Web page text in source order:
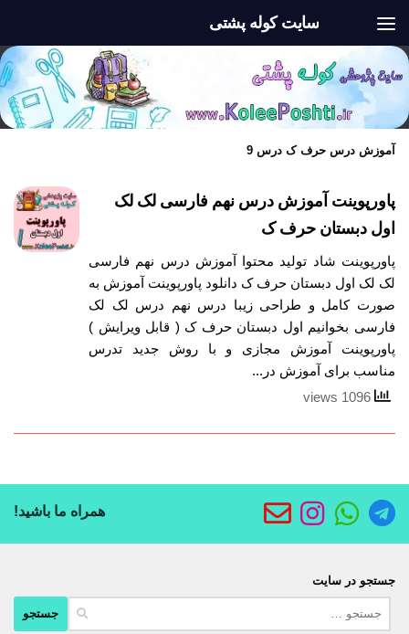
سایت کوله پشتی
آموزش درس حرف ک درس 9
پاورپوینت آموزش درس نهم فارسی لک لک
اول دبستان حرف ک
پاورپوینت شاد تولید محتوا آموزش درس نهم فارسی
لک لک اول دبستان حرف ک دانلود پاورپوینت آموزش به
صورت کامل و طراحی زیبا درس نهم درس لک لک
فارسی بخوانیم اول دبستان حرف ک ( قابل ویرایش )
پاورپوینت آموزش مجازی و با روش جدید تدرس
مناسب برای آموزش در...
همراه ما باشید!
جستجو در سایت